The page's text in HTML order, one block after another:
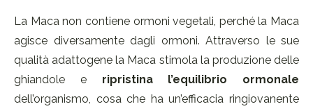
La Maca non contiene ormoni vegetali, perché la Maca
agisce diversamente dagli ormoni. Attraverso le sue
qualità adattogene la Maca stimola la produzione delle
ghiandole e ripristina l’equilibrio ormonale
dell’organismo, cosa che ha un’efficacia ringiovanente